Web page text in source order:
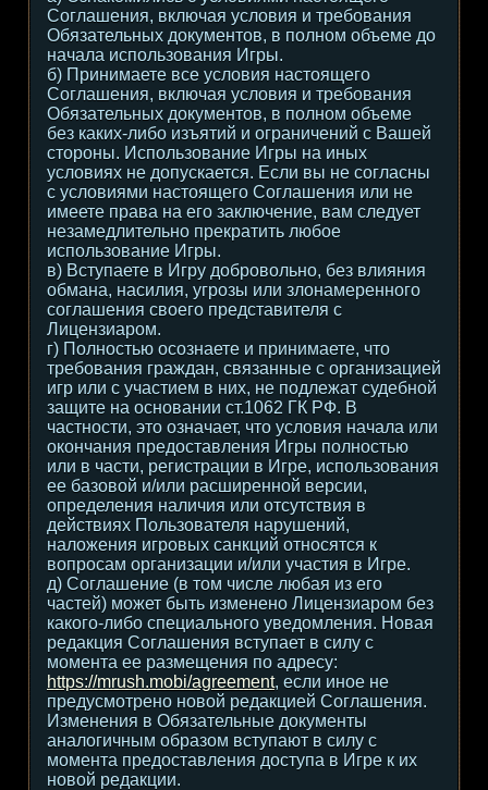
Соглашения, включая условия и требования
Обязательных документов, в полном объеме до
начала использования Игры.
б) Принимаете все условия настоящего
Соглашения, включая условия и требования
Обязательных документов, в полном объеме
без каких-либо изъятий и ограничений с Вашей
стороны. Использование Игры на иных
условиях не допускается. Если вы не согласны
с условиями настоящего Соглашения или не
имеете права на его заключение, вам следует
незамедлительно прекратить любое
использование Игры.
в) Вступаете в Игру добровольно, без влияния
обмана, насилия, угрозы или злонамеренного
соглашения своего представителя с
Лицензиаром.
г) Полностью осознаете и принимаете, что
требования граждан, связанные с организацией
игр или с участием в них, не подлежат судебной
защите на основании ст.1062 ГК РФ. В
частности, это означает, что условия начала или
окончания предоставления Игры полностью
или в части, регистрации в Игре, использования
ее базовой и/или расширенной версии,
определения наличия или отсутствия в
действиях Пользователя нарушений,
наложения игровых санкций относятся к
вопросам организации и/или участия в Игре.
д) Соглашение (в том числе любая из его
частей) может быть изменено Лицензиаром без
какого-либо специального уведомления. Новая
редакция Соглашения вступает в силу с
момента ее размещения по адресу:
https://mrush.mobi/agreement, если иное не
предусмотрено новой редакцией Соглашения.
Изменения в Обязательные документы
аналогичным образом вступают в силу с
момента предоставления доступа в Игре к их
новой редакции.